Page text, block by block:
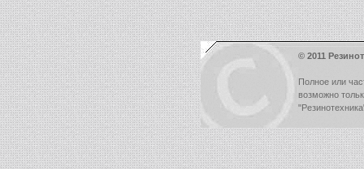
© 2011
Полное или
возможно